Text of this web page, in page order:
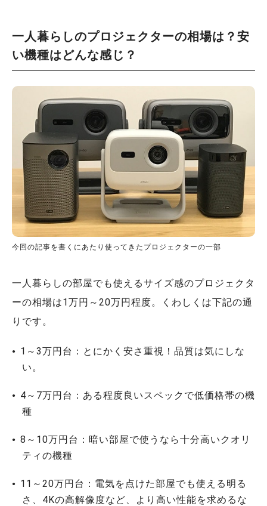
一人暮らしのプロジェクターの相場は？安
い機種はどんな感じ？
今回の記事を書くにあたり使ってきたプロジェクターの一部
一人暮らしの部屋でも使えるサイズ感のプロジェクタ
ーの相場は1万円～20万円程度。くわしくは下記の通
りです。
1～3万円台：とにかく安さ重視！品質は気にしな
い。
4～7万円台：ある程度良いスペックで低価格帯の機
種
8～10万円台：暗い部屋で使うなら十分高いクオリ
ティの機種
11～20万円台：電気を点けた部屋でも使える明る
さ、4Kの高解像度など、より高い性能を求めるな